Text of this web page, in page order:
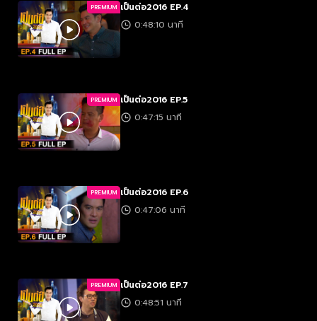
PREMIUM เป็นต่อ2016 EP.4
0:48:10 นาที
PREMIUM เป็นต่อ2016 EP.5
0:47:15 นาที
PREMIUM เป็นต่อ2016 EP.6
0:47:06 นาที
PREMIUM เป็นต่อ2016 EP.7
0:48:51 นาที